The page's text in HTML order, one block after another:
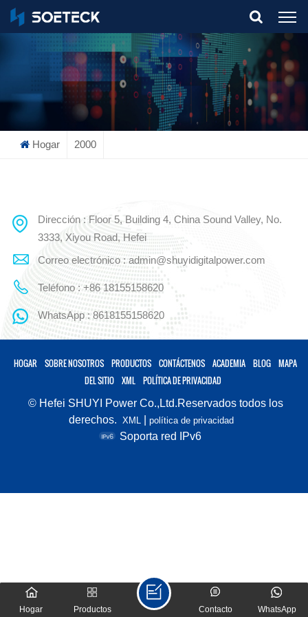
What Are You Looking For?
Hogar 2000
Dirección : Floor 5, Building 4, China Sound Valley, No.
3333, Xiyou Road, Hefei
Correo electrónico : admin@shuyidigitalpower.com
Teléfono : +86 18155158620
WhatsApp : 8618155158620
HOGAR SOBRE NOSOTROS PRODUCTOS CONTÁCTENOS ACADEMIA BLOG
MAPA
DEL SITIO
XML
POLÍTICA DE PRIVACIDAD
© Hefei SHUYI Power Co.,Ltd.Reservados todos los
derechos. XML política de privacidad
Soporta red IPv6
Hogar Productos WhatsApp
Contacto